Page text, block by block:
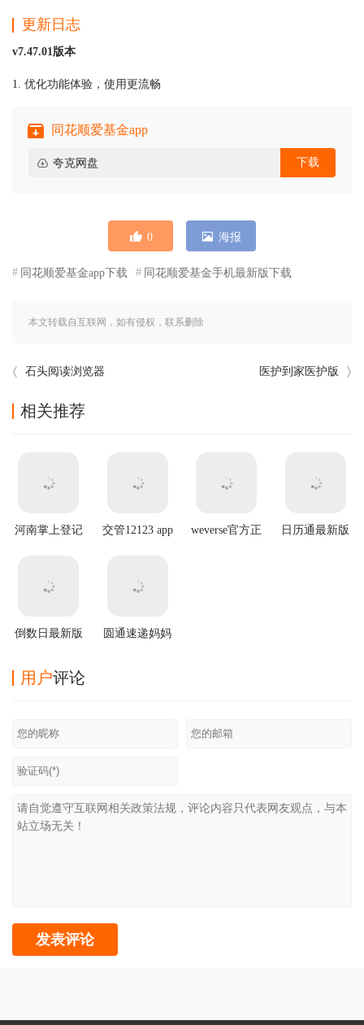
更新日志
v7.47.01版本
1. 优化功能体验，使用更流畅
同花顺爱基金app
夸克网盘 下载
0 海报
同花顺爱基金app下载 同花顺爱基金手机最新版下载
本文转载自互联网，如有侵权，联系删除
石头阅读浏览器 医护到家医护版
相关推荐
河南掌上登记
交管12123 app
weverse官方正
日历通最新版
倒数日最新版
圆通速递妈妈
用户评论